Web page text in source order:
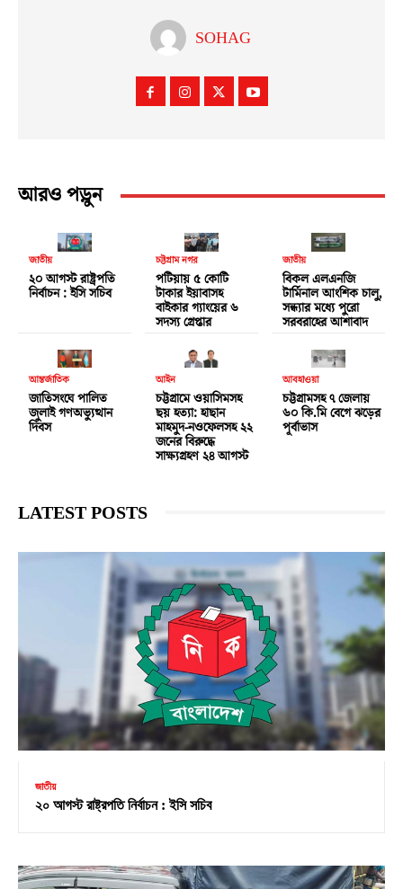
SOHAG
আরও পড়ুন
জাতীয়
২০ আগস্ট রাষ্ট্রপতি
নির্বাচন : ইসি সচিব
চট্টগ্রাম নগর
পটিয়ায় ৫ কোটি
টাকার ইয়াবাসহ
বাইকার গ্যাংয়ের ৬
সদস্য গ্রেপ্তার
জাতীয়
বিকল এলএনজি
টার্মিনাল আংশিক চালু,
সন্ধ্যার মধ্যে পুরো
সরবরাহের আশাবাদ
আন্তর্জাতিক
জাতিসংঘে পালিত
জুলাই গণঅভ্যুত্থান
দিবস
আইন
চট্টগ্রামে ওয়াসিমসহ
ছয় হত্যা: হাছান
মাহমুদ-নওফেলসহ ২২
জনের বিরুদ্ধে
সাক্ষ্যগ্রহণ ২৪ আগস্ট
আবহাওয়া
চট্টগ্রামসহ ৭ জেলায়
৬০ কি.মি বেগে ঝড়ের
পূর্বাভাস
LATEST POSTS
জাতীয়
২০ আগস্ট রাষ্ট্রপতি নির্বাচন : ইসি সচিব